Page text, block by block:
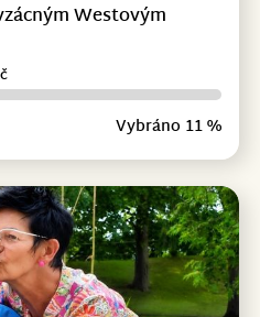
Westovým
Vybráno 11 %